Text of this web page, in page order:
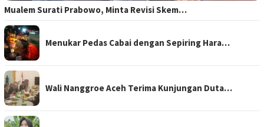
Mualem Surati Prabowo, Minta Revisi Skem…
Menukar Pedas Cabai dengan Sepiring Hara…
Wali Nanggroe Aceh Terima Kunjungan Duta…